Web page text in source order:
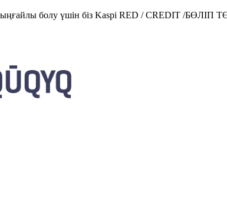
болу үшін біз Kaspi RED / CREDIT /БӨЛІП